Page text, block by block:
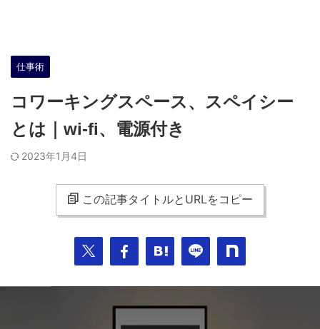
仕事術
コワーキングスペース、スペイシー
とは｜wi-fi、電源付き
2023年1月4日
この記事タイトルとURLをコピー